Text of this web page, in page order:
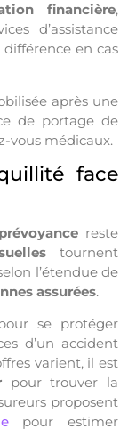
financière,
d’assistance
en cas
après une
de portage de
vous médicaux.
face
reste
tournent
l’étendue de
assurées.
se protéger
d’un accident
varient, il est
pour trouver la
proposent
pour estimer